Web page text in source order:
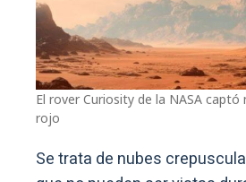
El rover Curiosity de la NASA captó
rojo
Se trata de nubes